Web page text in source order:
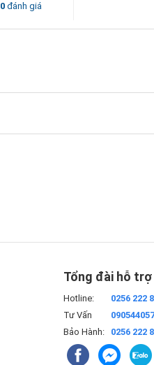
0đánh giá
Tổng đài hỗ trợ
Hotline: 0256 222
Tư Vấn
Bảo Hành:
0256 222